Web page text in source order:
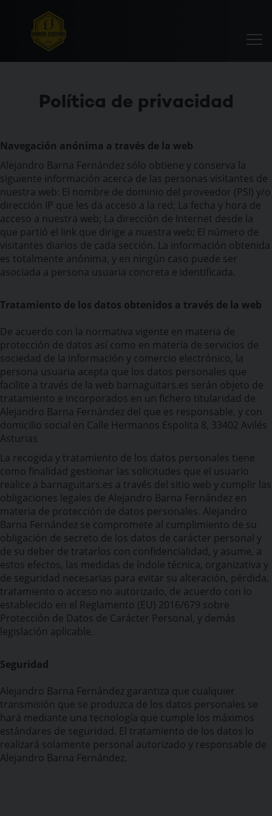
Política de privacidad
Navegación anónima a través de la web
Alejandro Barna Fernández sólo obtiene y conserva la
siguiente información acerca de las personas visitantes de
nuestra web: El nombre de dominio del proveedor (PSI) y/o
dirección IP que les da acceso a la red; La fecha y hora de
acceso a nuestra web; La dirección de Internet desde la
que partió el link que dirige a nuestra web; El número de
visitantes diarios de cada sección. La información obtenida
es totalmente anónima, y en ningún caso puede ser
asociada a persona usuaria concreta e identificada.
Tratamiento de los datos obtenidos a través de la web
De acuerdo con la normativa vigente en materia de
protección de datos así como en materia de servicios de
sociedad de la información y comercio electrónico, la
persona usuaria acepta que los datos personales que
facilite a través de la web barnaguitars.es serán objeto de
tratamiento e incorporados en un fichero titularidad de
Alejandro Barna Fernández del que es responsable, y con
domicilio social en Calle Hermanos Espolita 8, 33402 Avilés
Asturias
La recogida y tratamiento de los datos personales tiene
como finalidad gestionar las solicitudes que el usuario
realice a barnaguitars.es a través del sitio web y cumplir las
obligaciones legales de Alejandro Barna Fernández en
materia de protección de datos personales. Alejandro
Barna Fernández se compromete al cumplimiento de su
obligación de secreto de los datos de carácter personal y
de su deber de tratarlos con confidencialidad, y asume, a
estos efectos, las medidas de índole técnica, organizativa y
de seguridad necesarias para evitar su alteración, pérdida,
tratamiento o acceso no autorizado, de acuerdo con lo
establecido en el Reglamento (EU) 2016/679 sobre
Protección de Datos de Carácter Personal, y demás
legislación aplicable.
Seguridad
Alejandro Barna Fernández garantiza que cualquier
transmisión que se produzca de los datos personales se
hará mediante una tecnología que cumple los máximos
estándares de seguridad. El tratamiento de los datos lo
realizará solamente personal autorizado y responsable de
Alejandro Barna Fernández.